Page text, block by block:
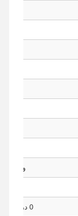
ویندوز 7، ویندوز 8، ویندوز 10، لینوکس
0 درجه سانتی‌گراد تا 50 درجه سانتی‌گراد